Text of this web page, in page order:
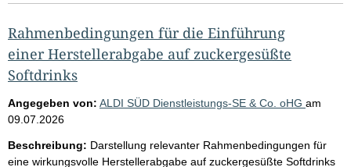
Rahmenbedingungen für die Einführung
einer Herstellerabgabe auf zuckergesüßte
Softdrinks
Angegeben von: ALDI SÜD Dienstleistungs-SE & Co. oHG am
09.07.2026
Beschreibung: Darstellung relevanter Rahmenbedingungen für
eine wirkungsvolle Herstellerabgabe auf zuckergesüßte Softdrinks